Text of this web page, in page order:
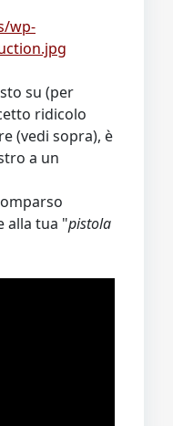
wp-
su (per
ridicolo
(vedi sopra), è
a un
alla tua "pistola